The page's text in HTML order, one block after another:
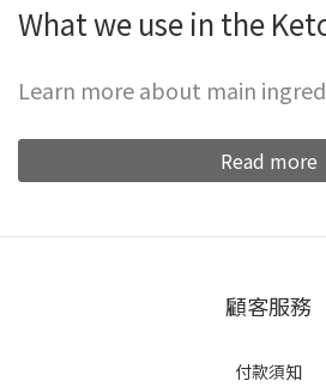
What we use in the
Learn more about main
Read more
顧客服務
付款須知